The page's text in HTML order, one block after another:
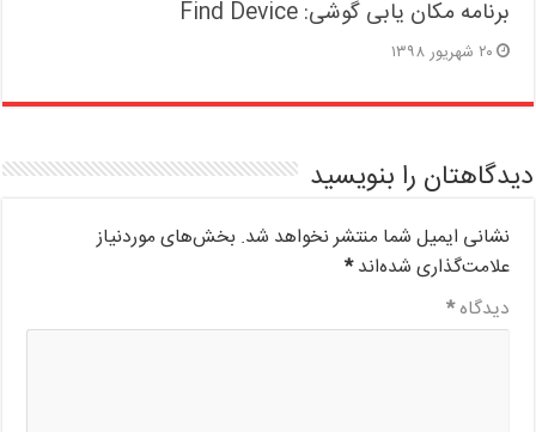
برنامه مکان یابی گوشی: Find Device
۲۰ شهریور ۱۳۹۸
دیدگاهتان را بنویسید
نشانی ایمیل شما منتشر نخواهد شد. بخش‌های موردنیاز
علامت‌گذاری شده‌اند*
دیدگاه*